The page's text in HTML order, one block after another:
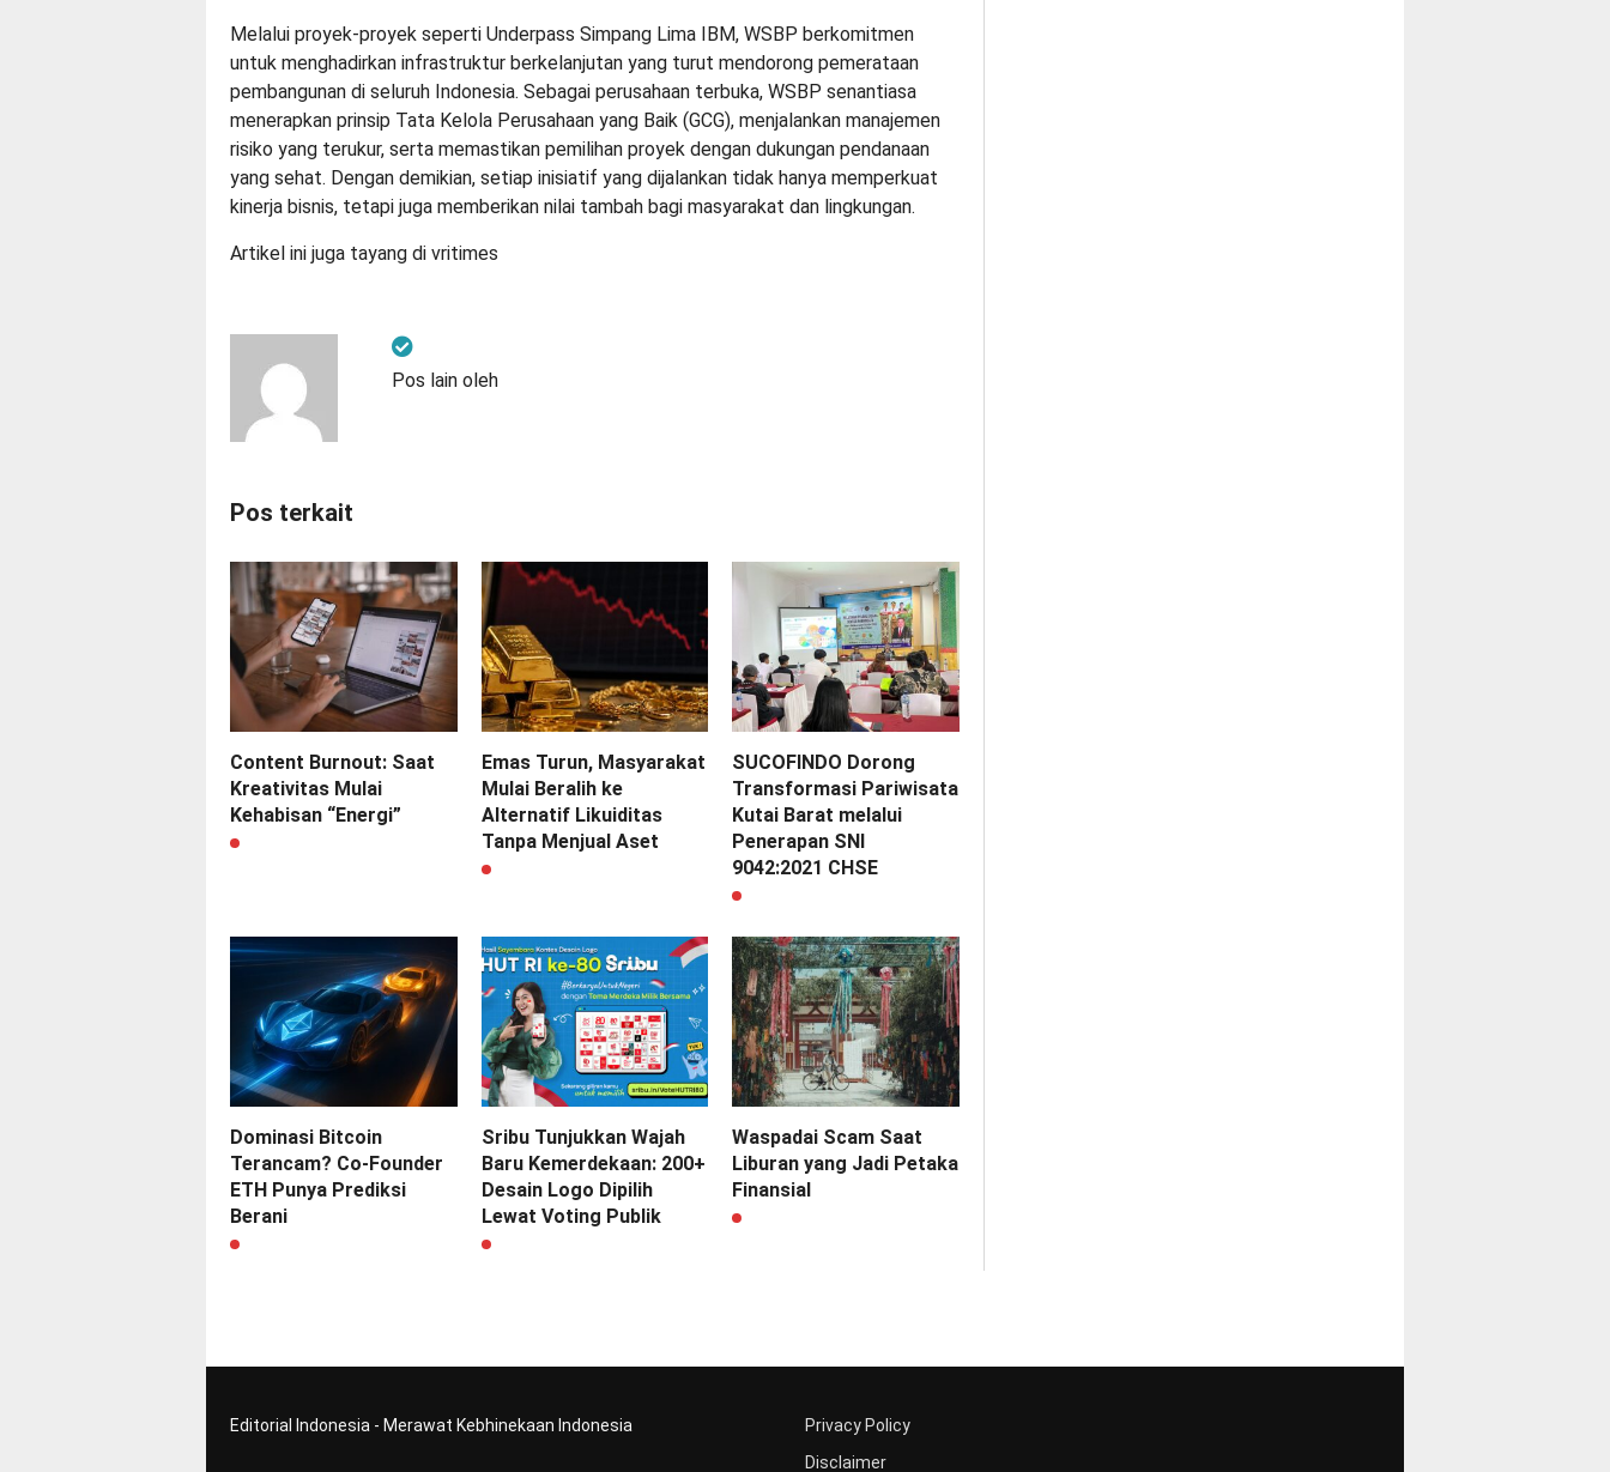
Melalui proyek-proyek seperti Underpass Simpang Lima IBM, WSBP berkomitmen
untuk menghadirkan infrastruktur berkelanjutan yang turut mendorong pemerataan
pembangunan di seluruh Indonesia. Sebagai perusahaan terbuka, WSBP senantiasa
menerapkan prinsip Tata Kelola Perusahaan yang Baik (GCG), menjalankan manajemen
risiko yang terukur, serta memastikan pemilihan proyek dengan dukungan pendanaan
yang sehat. Dengan demikian, setiap inisiatif yang dijalankan tidak hanya memperkuat
kinerja bisnis, tetapi juga memberikan nilai tambah bagi masyarakat dan lingkungan.
Artikel ini juga tayang di vritimes
Pos lain oleh
Pos terkait
Content Burnout: Saat
Kreativitas Mulai
Kehabisan “Energi”
Emas Turun, Masyarakat
Mulai Beralih ke
Alternatif Likuiditas
Tanpa Menjual Aset
SUCOFINDO Dorong
Transformasi Pariwisata
Kutai Barat melalui
Penerapan SNI
9042:2021 CHSE
Dominasi Bitcoin
Terancam? Co-Founder
ETH Punya Prediksi
Berani
Sribu Tunjukkan Wajah
Baru Kemerdekaan: 200+
Desain Logo Dipilih
Lewat Voting Publik
Waspadai Scam Saat
Liburan yang Jadi Petaka
Finansial
Privacy Policy
Disclaimer
Editorial Indonesia - Merawat Kebhinekaan Indonesia